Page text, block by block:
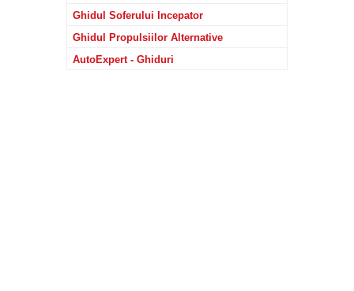
Ghidul Soferului Incepator
Ghidul Propulsiilor Alternative
AutoExpert - Ghiduri